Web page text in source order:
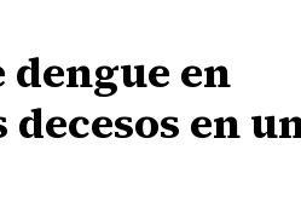
dengue en
en